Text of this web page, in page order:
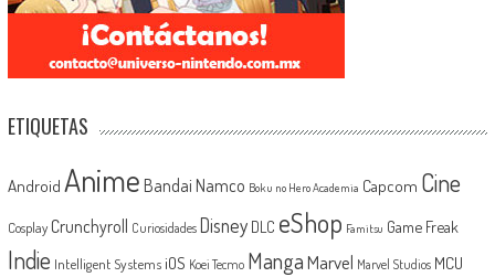
ETIQUETAS
Android Anime Bandai Namco Boku no Hero Academia Capcom Cine
Cosplay Crunchyroll Curiosidades Disney DLC eShop Famitsu Game Freak
Indie Intelligent Systems iOS Koei Tecmo MangaMarvel Marvel Studios MCU